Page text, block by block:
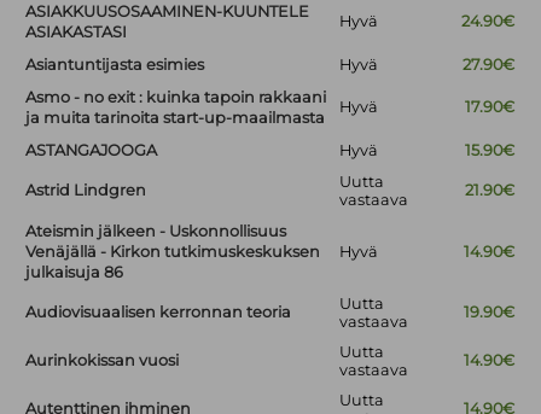
ASIAKKUUSOSAAMINEN-KUUNTELE
ASIAKASTASI
Hyvä 24.90€
Asiantuntijasta esimies Hyvä
27.90€
Asmo - no exit : kuinka tapoin rakkaani
ja muita tarinoita start-up-maailmasta
Hyvä 17.90€
ASTANGAJOOGA Hyvä 15.90€
Astrid Lindgren
Uutta
vastaava
21.90€
Ateismin jälkeen - Uskonnollisuus
Venäjällä - Kirkon tutkimuskeskuksen
julkaisuja 86
Hyvä 14.90€
Audiovisuaalisen kerronnan teoria
Uutta
vastaava
19.90€
Aurinkokissan vuosi
Uutta
vastaava
14.90€
Autenttinen ihminen
Uutta
14.90€